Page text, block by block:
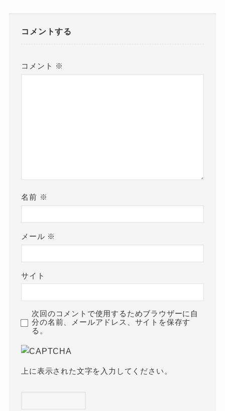
コメントする
コメント ※
名前 ※
メール ※
サイト
次回のコメントで使用するためブラウザーに自
分の名前、メールアドレス、サイトを保存す
る。
上に表示された文字を入力してください。